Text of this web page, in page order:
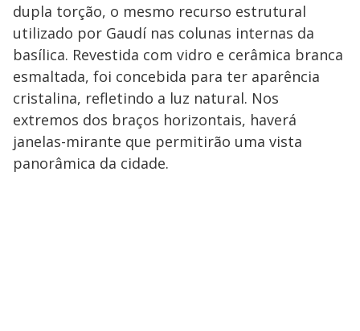
dupla torção, o mesmo recurso estrutural
utilizado por Gaudí nas colunas internas da
basílica. Revestida com vidro e cerâmica branca
esmaltada, foi concebida para ter aparência
cristalina, refletindo a luz natural. Nos
extremos dos braços horizontais, haverá
janelas-mirante que permitirão uma vista
panorâmica da cidade.